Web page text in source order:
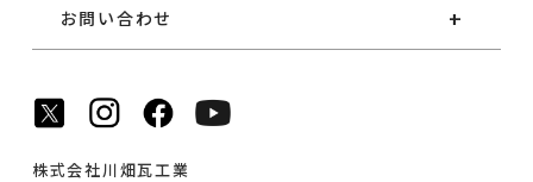
お問い合わせ
株式会社川畑瓦工業